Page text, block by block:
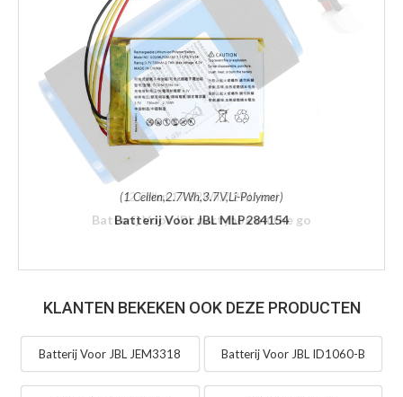
(1 Cellen,2.7Wh,3.7V,Li-Polymer)
Batterij Voor JBL MLP284154
KLANTEN BEKEKEN OOK DEZE PRODUCTEN
Batterij Voor JBL JEM3318 Batterij Voor JBL ID1060-B